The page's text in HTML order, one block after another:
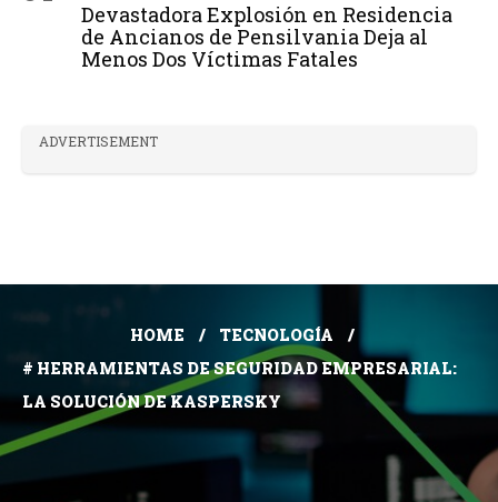
Devastadora Explosión en Residencia
de Ancianos de Pensilvania Deja al
Menos Dos Víctimas Fatales
ADVERTISEMENT
HOME
TECNOLOGÍA
# HERRAMIENTAS DE SEGURIDAD EMPRESARIAL:
LA SOLUCIÓN DE KASPERSKY